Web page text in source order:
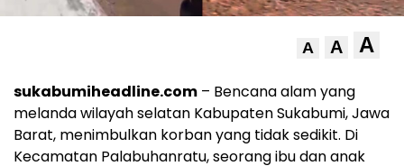
A A A
sukabumiheadline.com – Bencana alam yang
melanda wilayah selatan Kabupaten Sukabumi, Jawa
Barat, menimbulkan korban yang tidak sedikit. Di
Kecamatan Palabuhanratu, seorang ibu dan anak